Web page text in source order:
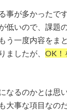
事が多かったです
低いので、課題
う一度内容をま
ましたが、 OK！
なるのかとは思
事な項目なの